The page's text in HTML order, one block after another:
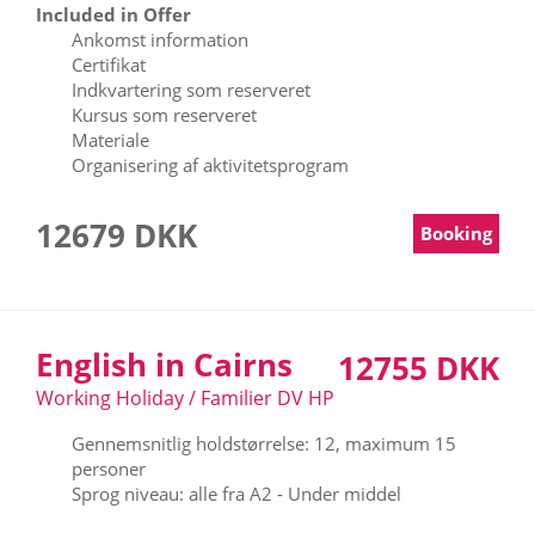
Included in Offer
Ankomst information
Certifikat
Indkvartering som reserveret
Kursus som reserveret
Materiale
Organisering af aktivitetsprogram
12679 DKK Booking
English in Cairns
Working Holiday / Familier DV HP
12755 DKK
Gennemsnitlig holdstørrelse: 12, maximum 15
personer
Sprog niveau: alle fra A2 - Under middel